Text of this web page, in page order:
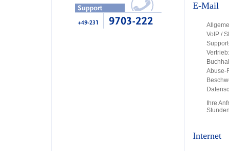
E-Mail
VoIP /
Vertrieb:
Abuse-
Ihre
Internet